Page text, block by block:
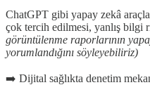
ChatGPT gibi yapay zekâ
çok tercih edilmesi, yanlış bilgi
görüntülenme raporlarının
yorumlandığını söyleyebiliriz)
➡️ Dijital sağlıkta denetim